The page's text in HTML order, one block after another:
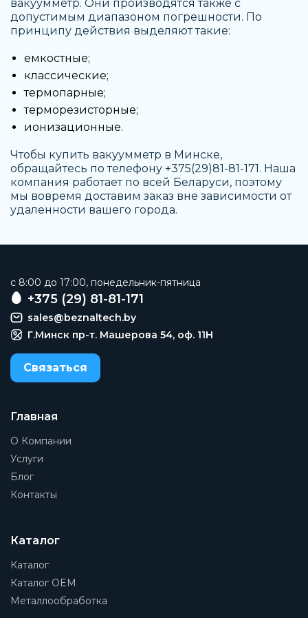
вакуумметр. Они производятся также с
допустимым диапазоном погрешности. По
принципу действия выделяют такие:
емкостные;
классические;
термопарные;
терморезисторные;
ионизационные.
Чтобы купить вакуумметр в Минске,
обращайтесь по телефону +375(29)81-81-171. Наша
компания работает по всей Беларуси, поэтому
мы вовремя доставим заказ вне зависимости от
удаленности вашего города.
c 8:00 до 17:00, понедельник-пятница
+375 (29) 81-81-171
sales@beznaltech.by
Г.Минск пр-т. Машерова 54, оф. 11H
Связаться
Главная
О Компании
Услуги
Блог
Контакты
Каталог
Каталог
Каталог OEM
Металлообработка